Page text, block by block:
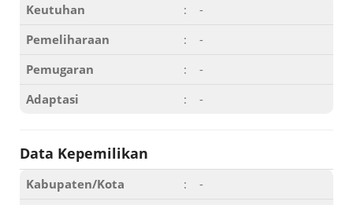
Keutuhan :
-
Pemeliharaan
:
-
Pemugaran
:
-
Adaptasi
: -
Data Kepemilikan
Kabupaten/Kota :
-